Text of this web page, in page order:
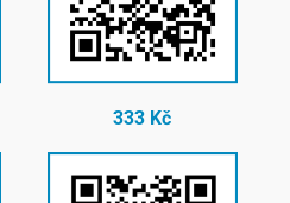
333 Kč